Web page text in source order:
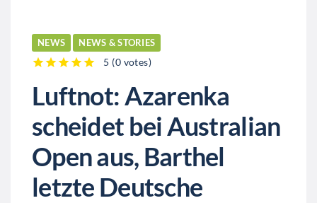
NEWS NEWS & STORIES
5 (0 votes)
Luftnot: Azarenka
scheidet bei Australian
Open aus, Barthel
letzte Deutsche